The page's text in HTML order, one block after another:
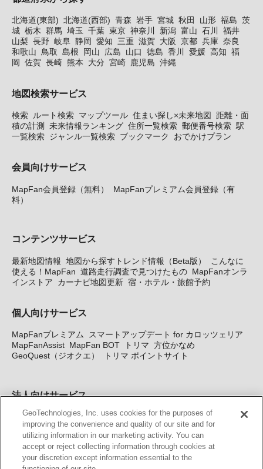
北海道(東部) 北海道(西部) 青森 岩手 宮城 秋田 山形 福島 茨
城 栃木 群馬 埼玉 千葉 東京 神奈川 新潟 富山 石川
福井
山梨 長野 岐阜 静岡 愛知 三重 滋賀 大阪 京都 兵庫 奈良
和歌山 鳥取 島根 岡山 広島 山口 徳島 香川 愛媛 高知 福
岡
佐賀 長崎 熊本 大分 宮崎 鹿児島 沖縄
地図検索サービス
検索 ルート検索 マップツール 住まい探し×未来地図
距離・面
積の計測
未来情報ランキング 住所一覧検索 郵便番号検索 駅
一覧検索 ジャンル一覧検索 ブックマーク おでかけプラン
会員向けサービス
MapFan会員登録（無料）
MapFanプレミアム会員登録（有
料）
コンテンツサービス
最新地図情報 地図から探すトレンド情報（Beta版）
こんなに
使える！MapFan 道路走行調査で見つけたもの MapFanオンラ
インストア
カーナビ地図更新 宿・ホテル・旅館予約
個人向けサービス
MapFanプレミアム
スマートアップデート for カロッツェリア
MapFanAssist MapFan BOT トリマ 方位かなめ
GeoQuest（ジオクエ）
トリマ ポイントサイト
法人向けサービス
法人向け地図・位置情報サービス WEBサイト・システム向け地
図API Windows PC向け地図開発キット MapFan DB 住所確認
サービス
MAP WORLD+ トリマ広告 Geo-Research
GeoTechnologies, Inc. uses cookies for the purposes of
improving the convenience and quality of our site and for
utilizing information in our marketing activity. You can
accept or reject collecting information through cookies at
your discretion except information essential to the